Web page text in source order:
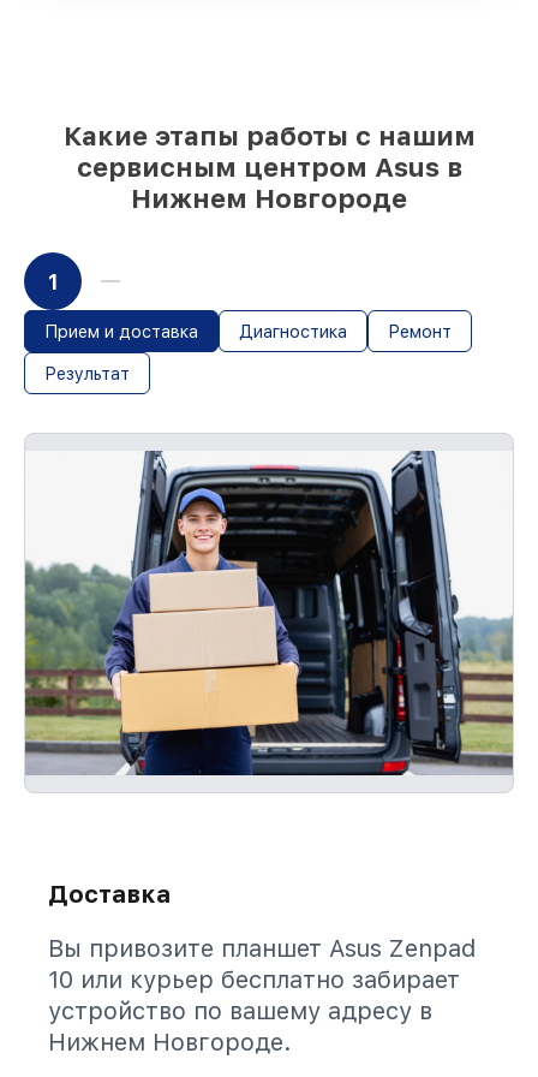
Какие этапы работы с нашим
сервисным центром Asus в
Нижнем Новгороде
1
Прием и доставка Диагностика Ремонт
Результат
Доставка
Вы привозите планшет Asus Zenpad
10 или курьер бесплатно забирает
устройство по вашему адресу в
Нижнем Новгороде.